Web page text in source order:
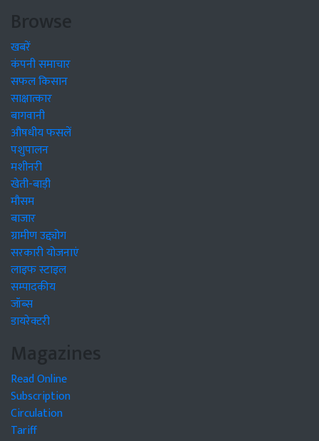
Browse
खबरें
कंपनी समाचार
सफल किसान
साक्षात्कार
बागवानी
औषधीय फसलें
पशुपालन
मशीनरी
खेती-बाड़ी
मौसम
बाजार
ग्रामीण उद्द्योग
सरकारी योजनाएं
लाइफ स्टाइल
सम्पादकीय
जॉब्स
डायरेक्टरी
Magazines
Read Online
Subscription
Circulation
Tariff